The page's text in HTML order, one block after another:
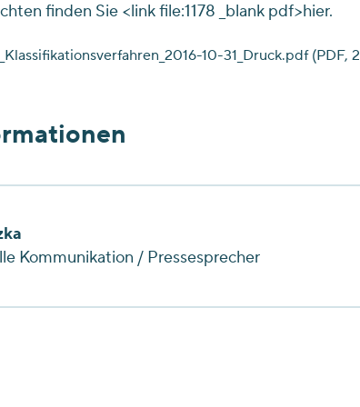
finden Sie <link file:1178 _blank pdf>hier.
10-31_Druck.pdf (PDF, 2
Kommunikation / Pressesprecher